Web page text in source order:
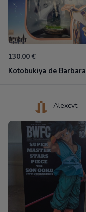
130.00 €
Kotobukiya de Barbara
Alexcvt